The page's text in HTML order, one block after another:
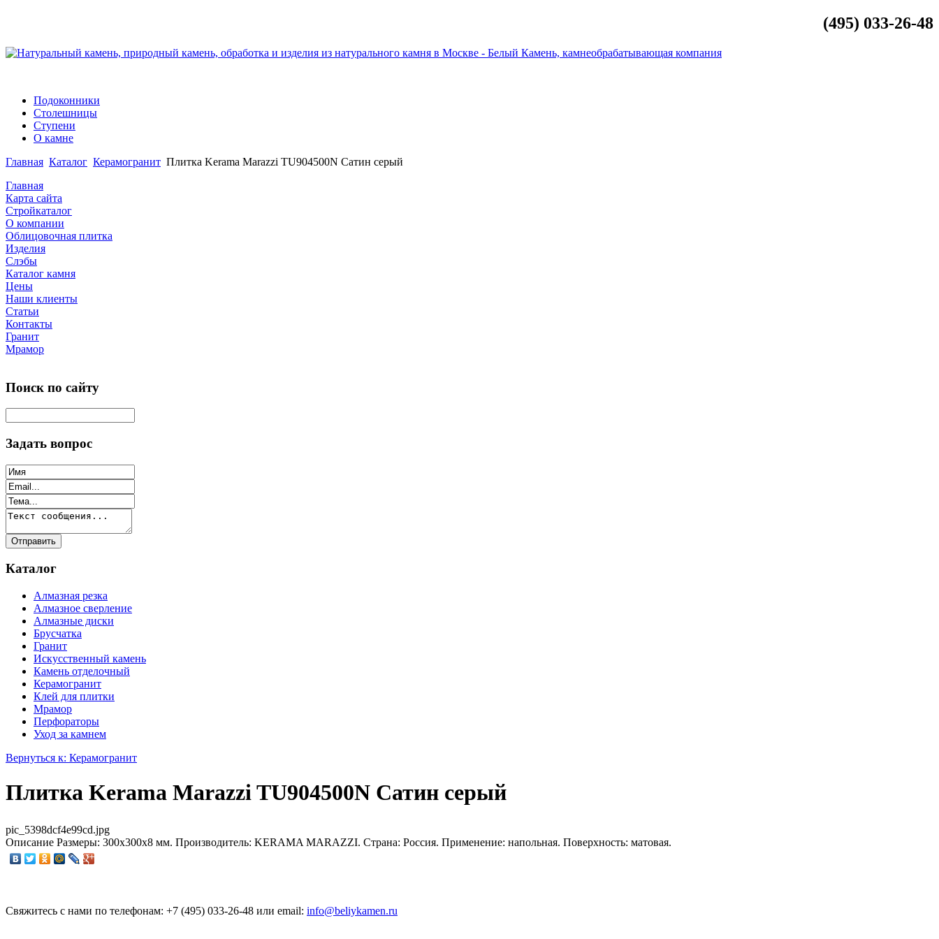
(495) 033-26-48
Подоконники
Столешницы
Ступени
О камне
Главная Каталог Керамогранит Плитка Kerama Marazzi TU904500N Сатин серый
Главная
Карта сайта
Стройкаталог
О компании
Облицовочная плитка
Изделия
Слэбы
Каталог камня
Цены
Наши клиенты
Статьи
Контакты
Гранит
Мрамор
Поиск по сайту
Задать вопрос
Каталог
Алмазная резка
Алмазное сверление
Алмазные диски
Брусчатка
Гранит
Искусственный камень
Камень отделочный
Керамогранит
Клей для плитки
Мрамор
Перфораторы
Уход за камнем
Вернуться к: Керамогранит
Плитка Kerama Marazzi TU904500N Сатин серый
pic_5398dcf4e99cd.jpg
Описание Размеры: 300x300x8 мм. Производитель: KERAMA MARAZZI. Страна: Россия. Применение: напольная. Поверхность: матовая.
Свяжитесь с нами по телефонам: +7 (495) 033-26-48 или email: info@beliykamen.ru